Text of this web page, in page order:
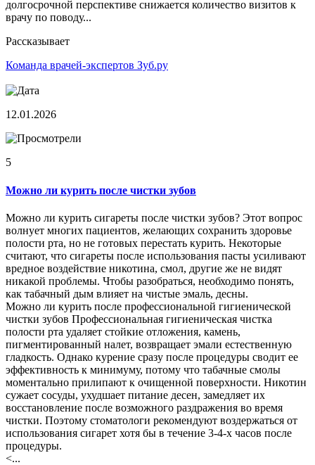
долгосрочной перспективе снижается количество визитов к
врачу по поводу...
Рассказывает
Команда врачей-экспертов Зуб.ру
12.01.2026
5
Можно ли курить после чистки зубов
Можно ли курить сигареты после чистки зубов? Этот вопрос
волнует многих пациентов, желающих сохранить здоровье
полости рта, но не готовых перестать курить. Некоторые
считают, что сигареты после использования пасты усиливают
вредное воздействие никотина, смол, другие же не видят
никакой проблемы. Чтобы разобраться, необходимо понять,
как табачный дым влияет на чистые эмаль, десны.
Можно ли курить после профессиональной гигиенической
чистки зубов Профессиональная гигиеническая чистка
полости рта удаляет стойкие отложения, камень,
пигментированный налет, возвращает эмали естественную
гладкость. Однако курение сразу после процедуры сводит ее
эффективность к минимуму, потому что табачные смолы
моментально прилипают к очищенной поверхности. Никотин
сужает сосуды, ухудшает питание десен, замедляет их
восстановление после возможного раздражения во время
чистки. Поэтому стоматологи рекомендуют воздержаться от
использования сигарет хотя бы в течение 3-4-х часов после
процедуры.
<...